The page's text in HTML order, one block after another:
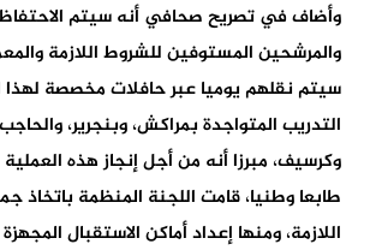
وأضاف في تصريح صحافي أنه سيتم
والمرشحين المستوفين للشروط اللازمة
سيتم نقلهم يوميا عبر حافلات مخصصة لهذا
التدريب المتواجدة بمراكش، وبنجرير،
وكرسيف، مبرزا أنه من أجل إنجاز هذه
طابعا وطنيا، قامت اللجنة المنظمة باتخاذ
اللازمة، ومنها إعداد أماكن الاستقبال